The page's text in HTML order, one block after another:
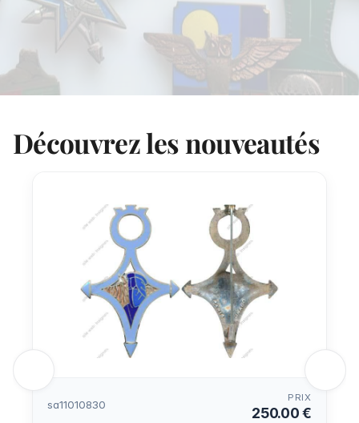
Découvrez les nouveautés
sa11010830
PRIX
250.00 €